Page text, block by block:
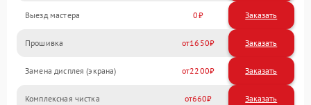
Выезд мастера 0 Заказать
Прошивка 1650
Замена дисплея (экрана) 2200
Комплексная чистка 660